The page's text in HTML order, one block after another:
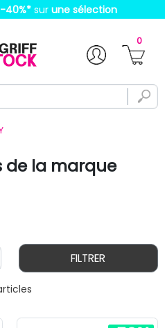
-40%* sur une sélection
0
de la marque
FILTRER